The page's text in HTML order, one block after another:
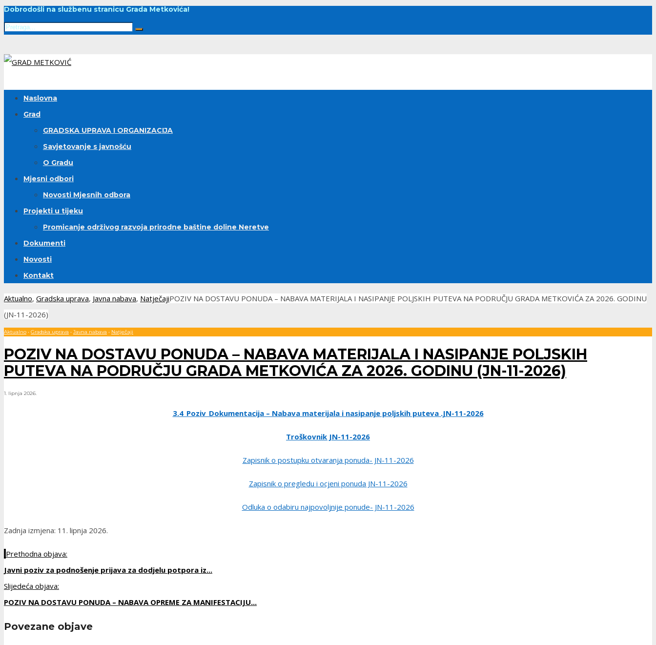
Dobrodošli na službenu stranicu Grada Metkovića!
Naslovna
Grad
GRADSKA UPRAVA I ORGANIZACIJA
Savjetovanje s javnošću
O Gradu
Mjesni odbori
Novosti Mjesnih odbora
Projekti u tijeku
Promicanje održivog razvoja prirodne baštine doline Neretve
Dokumenti
Novosti
Kontakt
Aktualno, Gradska uprava, Javna nabava, NatječajiPOZIV NA DOSTAVU PONUDA – NABAVA MATERIJALA I NASIPANJE POLJSKIH PUTEVA NA PODRUČJU GRADA METKOVIĆA ZA 2026. GODINU
(JN-11-2026)
Aktualno • Gradska uprava • Javna nabava • Natječaji
POZIV NA DOSTAVU PONUDA – NABAVA MATERIJALA I NASIPANJE POLJSKIH
PUTEVA NA PODRUČJU GRADA METKOVIĆA ZA 2026. GODINU (JN-11-2026)
1. lipnja 2026.
3.4_Poziv_Dokumentacija – Nabava materijala i nasipanje poljskih puteva .JN-11-2026
Troškovnik JN-11-2026
Zapisnik o postupku otvaranja ponuda- JN-11-2026
Zapisnik o pregledu i ocjeni ponuda JN-11-2026
Odluka o odabiru najpovoljnije ponude- JN-11-2026
Zadnja izmjena: 11. lipnja 2026.
Prethodna objava:
Javni poziv za podnošenje prijava za dodjelu potpora iz...
Slijedeća objava:
POZIV NA DOSTAVU PONUDA – NABAVA OPREME ZA MANIFESTACIJU...
Povezane objave